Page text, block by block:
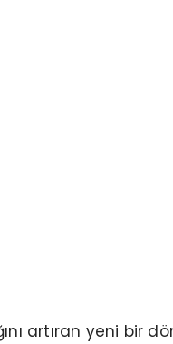
artıran yeni bir